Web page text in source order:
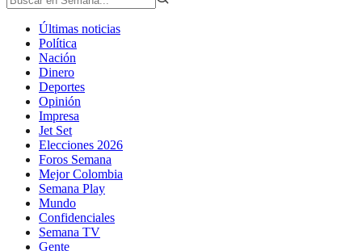
Últimas noticias
Política
Nación
Dinero
Deportes
Opinión
Impresa
Jet Set
Elecciones 2026
Foros Semana
Mejor Colombia
Semana Play
Mundo
Confidenciales
Semana TV
Gente